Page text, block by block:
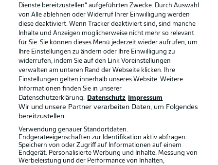
BUNDESLIGA-GRUPPE
Sprachauswahl
Deutsch Anzeige Modus
Login
BUNDESLIGA APP
Offizielle Partner
Dienste bereitzustellen“ aufgeführten Zwecke. Durch Auswahl
von Alle ablehnen oder Widerruf Ihrer Einwilligung werden
diese deaktiviert. Wenn Tracker deaktiviert sind, sind manche
Inhalte und Anzeigen möglicherweise nicht mehr so relevant
für Sie. Sie können dieses Menü jederzeit wieder aufrufen, um
Ihre Einstellungen zu ändern oder Ihre Einwilligung zu
widerrufen, indem Sie auf den Link Voreinstellungen
verwalten am unteren Rand der Webseite klicken. Ihre
Einstellungen gelten innerhalb unseres Website. Weitere
Informationen finden Sie in unserer
Datenschutzerklärung.
Datenschutz Impressum
Wir und unsere Partner verarbeiten Daten, um Folgendes
bereitzustellen:
Verwendung genauer Standortdaten.
Endgeräteeigenschaften zur Identifikation aktiv abfragen.
Speichern von oder Zugriff auf Informationen auf einem
Endgerät. Personalisierte Werbung und Inhalte, Messung von
Werbeleistung und der Performance von Inhalten,